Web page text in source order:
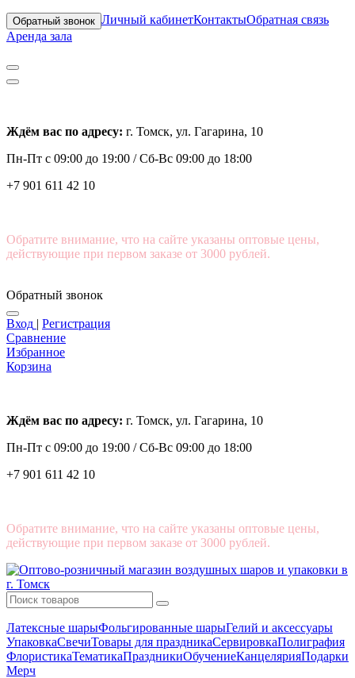
Обратный звонок Личный кабинетКонтактыОбратная связь
Аренда зала
Ждём вас по адресу: г. Томск, ул. Гагарина, 10
Пн-Пт с 09:00 до 19:00 /Сб-Вс 09:00 до 18:00
+7 901 611 42 10
Обратите внимание, что на сайте указаны оптовые цены,
действующие при первом заказе от 3000 рублей.
Обратный звонок
Вход | Регистрация
Сравнение
Избранное
Корзина
Ждём вас по адресу: г. Томск, ул. Гагарина, 10
Пн-Пт с 09:00 до 19:00 /Сб-Вс 09:00 до 18:00
+7 901 611 42 10
Обратите внимание, что на сайте указаны оптовые цены,
действующие при первом заказе от 3000 рублей.
Латексные шарыФольгированные шарыГелий и аксессуары
УпаковкаСвечиТовары для праздникаСервировкаПолиграфия
ФлористикаТематикаПраздникиОбучениеКанцелярияПодарки
Мерч